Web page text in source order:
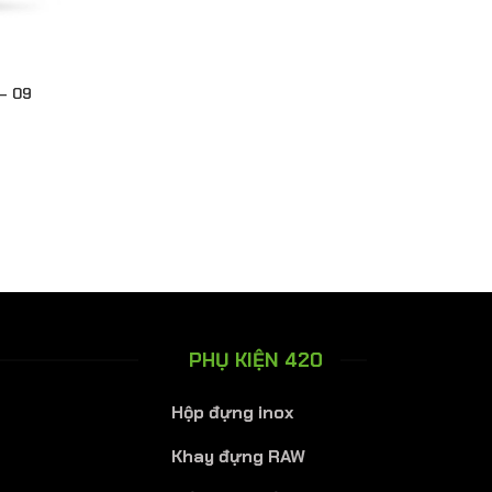
09
PHỤ KIỆN 420
Hộp đựng inox
Khay đựng RAW